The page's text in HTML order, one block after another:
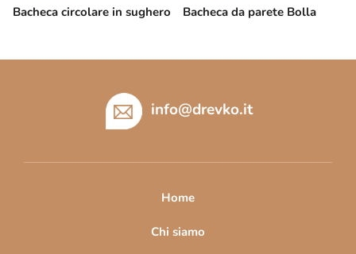
Bacheca circolare in sughero Bacheca da parete Bolla
info@drevko.it
Home
Chi siamo